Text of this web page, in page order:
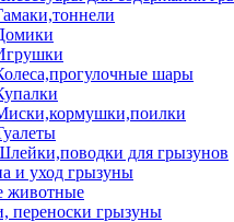
шары
для грызунов
и уход грызуны
животные
переноски грызуны